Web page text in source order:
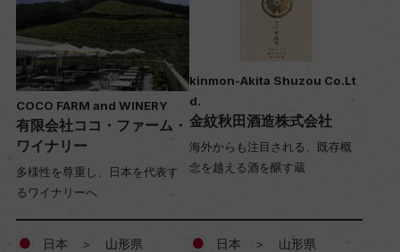
COCO FARM and WINERY
有限会社ココ・ファーム・
ワイナリー
多様性を尊重し、日本を代表す
るワイナリーへ
kinmon-Akita Shuzou Co.Lt
d.
金紋秋田酒造株式会社
海外からも注目される、既存概
念を越える酒を醸す蔵
日本 ＞ 山形県 日本 ＞ 山形県